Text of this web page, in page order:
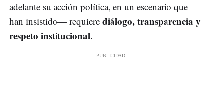
adelante su acción política, en un escenario que —
han insistido— requiere diálogo, transparencia y
respeto institucional.